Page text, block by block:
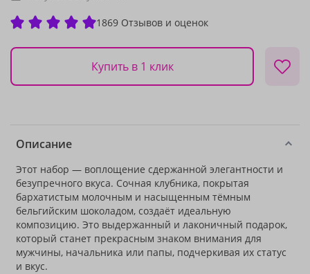
1869 Отзывов и оценок
Купить в 1 клик
Описание
Этот набор — воплощение сдержанной элегантности и
безупречного вкуса. Сочная клубника, покрытая
бархатистым молочным и насыщенным тёмным
бельгийским шоколадом, создаёт идеальную
композицию. Это выдержанный и лаконичный подарок,
который станет прекрасным знаком внимания для
мужчины, начальника или папы, подчеркивая их статус
и вкус.